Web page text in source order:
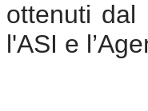
ottenuti dal
l'ASI e